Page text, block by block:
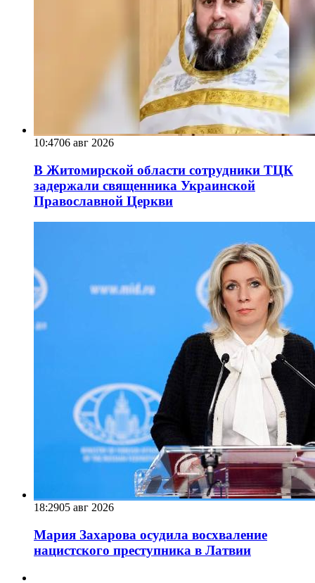
10:4706 авг 2026
В Житомирской области сотрудники ТЦК
задержали священника Украинской
Православной Церкви
18:2905 авг 2026
Мария Захарова осудила восхваление
нацистского преступника в Латвии